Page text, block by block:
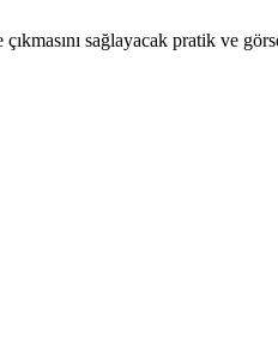
sağlayacak pratik ve